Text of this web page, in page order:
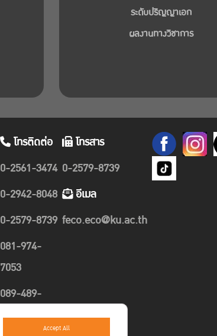
ระดับปริญญาเอก
ผลงานทางวิชาการ
โทรติดต่อ
0-2561-3474
0-2942-8048
0-2579-8739
081-974-
7053
089-489-
1635
โทรสาร
0-2579-8739
อีเมล
feco.eco@ku.ac.th
Accept All